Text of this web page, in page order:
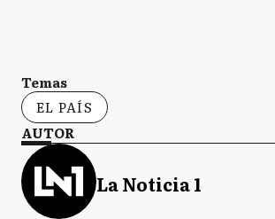
Temas
EL PAÍS
AUTOR
La Noticia 1